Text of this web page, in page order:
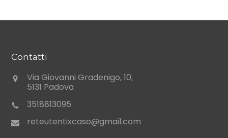
Contatti
Via Giovanni Gradenigo, 10,
5131 Padova
3518813095
reteutentixcaso@gmail.com